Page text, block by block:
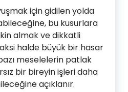
için gidilen yolda
bu kusurlara
almak ve dikkatli
halde büyük bir hasar
meselelerin patlak
bir bireyin işleri daha
açıklanır.